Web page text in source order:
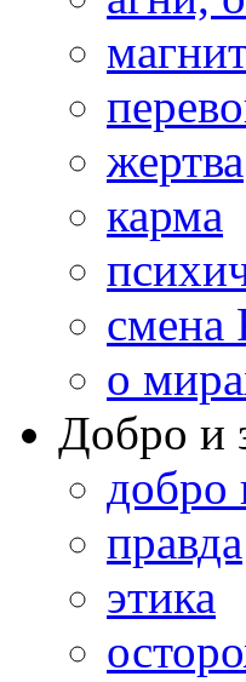
жертва
карма
смена
о
Добро и
добро
правда
этика